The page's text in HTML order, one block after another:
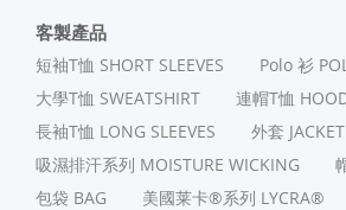
客製產品
短袖T恤 SHORT SLEEVES
Polo 衫
⼤學T恤 SWEATSHIRT
連帽T恤
長袖T恤 LONG SLEEVES
外套 JACKET
吸濕排汗系列 MOISTURE WICKING
包袋 BAG
美國莱卡®系列 LYCRA®